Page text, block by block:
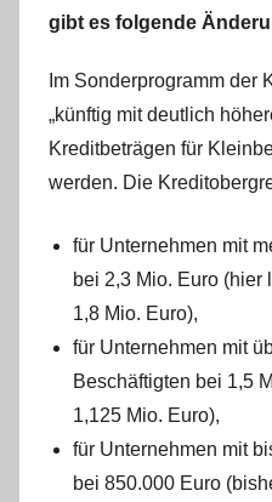
gibt es folgende
Im Sonderprogramm der
„künftig mit deutlich
Kreditbeträgen für
werden. Die
für Unternehmen mit
bei 2,3 Mio. Euro (hier
1,8 Mio. Euro),
für Unternehmen mit
Beschäftigten bei 1,5
1,125 Mio. Euro),
für Unternehmen mit
bei 850.000 Euro